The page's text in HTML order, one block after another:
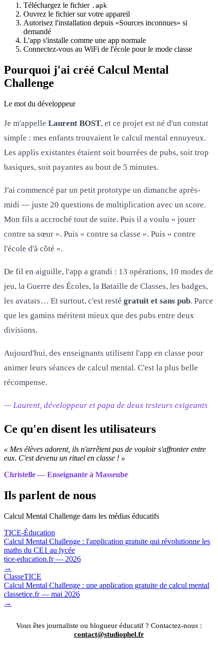
Téléchargez le fichier .apk
Ouvrez le fichier sur votre appareil
Autorisez l'installation depuis «Sources inconnues» si
demandé
L'app s'installe comme une app normale
Connectez-vous au WiFi de l'école pour le mode classe
Pourquoi j'ai créé Calcul Mental
Challenge
Le mot du développeur
Je m'appelle Laurent BOST, et ce projet est né d'un constat
simple : mes enfants trouvaient le calcul mental ennuyeux.
Les applis existantes étaient soit bourrées de pubs, soit trop
basiques, soit payantes au bout de 5 minutes.
J'ai commencé par un petit prototype un dimanche après-
midi — juste 20 questions de multiplication avec un score.
Mon fils a accroché tout de suite. Puis il a voulu « jouer
contre sa sœur ». Puis « contre sa classe ». Puis « contre
l'école d'à côté ».
De fil en aiguille, l'app a grandi : 13 opérations, 10 modes de
jeu, la Guerre des Écoles, la Bataille de Classes, les badges,
les avatars… Et surtout, c'est resté gratuit et sans pub. Parce
que les gamins méritent mieux que des pubs entre deux
divisions.
Aujourd'hui, des enseignants utilisent l'app en classe pour
animer leurs séances de calcul mental. C'est la plus belle
récompense.
— Laurent, développeur et papa de deux testeurs exigeants
Ce qu'en disent les utilisateurs
« Mes élèves adorent, ils n'arrêtent pas de vouloir s'affronter entre
eux. C'est devenu un rituel en classe ! »
Christelle — Enseignante à Masseube
Ils parlent de nous
Calcul Mental Challenge dans les médias éducatifs
TICE-Éducation
Calcul Mental Challenge : l'application gratuite qui révolutionne les
maths du CE1 au lycée
tice-education.fr — 2026
→
ClasseTICE
Calcul Mental Challenge : une application gratuite de calcul mental
classetice.fr — mai 2026
→
Vous êtes journaliste ou blogueur éducatif ? Contactez-nous :
contact@studiophel.fr